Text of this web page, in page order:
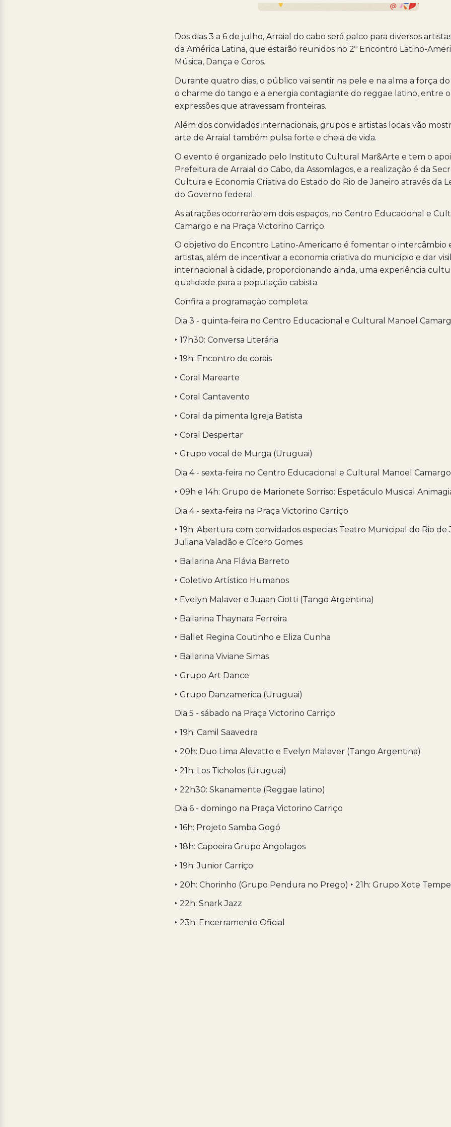
Dos dias 3 a 6 de julho, Arraial do cabo será palco para diversos
da América Latina, que estarão reunidos no 2º Encontro Latino-
Música, Dança e Coros.
Durante quatro dias, o público vai sentir na pele e na alma a força
o charme do tango e a energia contagiante do reggae latino, entre
expressões que atravessam fronteiras.
Além dos convidados internacionais, grupos e artistas locais vão
arte de Arraial também pulsa forte e cheia de vida.
O evento é organizado pelo Instituto Cultural Mar&Arte e tem o
Prefeitura de Arraial do Cabo, da Assomlagos, e a realização é da
Cultura e Economia Criativa do Estado do Rio de Janeiro através da
do Governo federal.
As atrações ocorrerão em dois espaços, no Centro Educacional e
Camargo e na Praça Victorino Carriço.
O objetivo do Encontro Latino-Americano é fomentar o intercâmbio
artistas, além de incentivar a economia criativa do município e dar
internacional à cidade, proporcionando ainda, uma experiência
qualidade para a população cabista.
Confira a programação completa:
Dia 3 - quinta-feira no Centro Educacional e Cultural Manoel
‣ 17h30: Conversa Literária
‣ 19h: Encontro de corais
‣ Coral Marearte
‣ Coral Cantavento
‣ Coral da pimenta Igreja Batista
‣ Coral Despertar
‣ Grupo vocal de Murga (Uruguai)
Dia 4 - sexta-feira no Centro Educacional e Cultural Manoel Camargo
‣ 09h e 14h: Grupo de Marionete Sorriso: Espetáculo Musical
Dia 4 - sexta-feira na Praça Victorino Carriço
‣ 19h: Abertura com convidados especiais Teatro Municipal do Rio de
Juliana Valadão e Cícero Gomes
‣ Bailarina Ana Flávia Barreto
‣ Coletivo Artístico Humanos
‣ Evelyn Malaver e Juaan Ciotti (Tango Argentina)
‣ Bailarina Thaynara Ferreira
‣ Ballet Regina Coutinho e Eliza Cunha
‣ Bailarina Viviane Simas
‣ Grupo Art Dance
‣ Grupo Danzamerica (Uruguai)
Dia 5 - sábado na Praça Victorino Carriço
‣ 19h: Camil Saavedra
‣ 20h: Duo Lima Alevatto e Evelyn Malaver (Tango Argentina)
‣ 21h: Los Ticholos (Uruguai)
‣ 22h30: Skanamente (Reggae latino)
Dia 6 - domingo na Praça Victorino Carriço
‣ 16h: Projeto Samba Gogó
‣ 18h: Capoeira Grupo Angolagos
‣ 19h: Junior Carriço
‣ 20h: Chorinho (Grupo Pendura no Prego) ‣ 21h: Grupo Xote
‣ 22h: Snark Jazz
‣ 23h: Encerramento Oficial